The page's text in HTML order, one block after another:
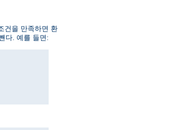
건을 만족하면 환
다. 예를 들면: